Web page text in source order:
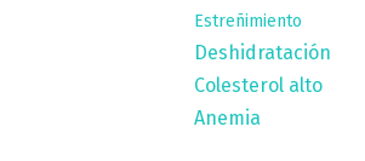
Estreñimiento
Deshidratación
Colesterol alto
Anemia